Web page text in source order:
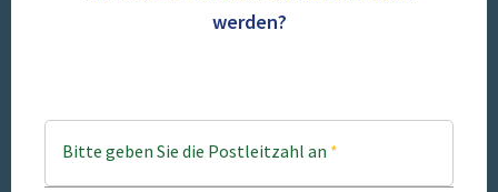
werden?
Bitte geben Sie die Postleitzahl an *